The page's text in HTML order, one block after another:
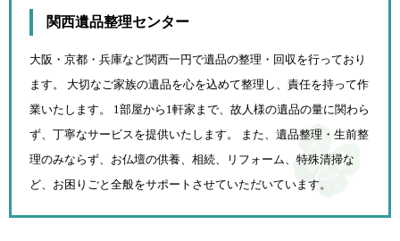
関西遺品整理センター
大阪・京都・兵庫など関西一円で遺品の整理・回収を行っており
ます。 大切なご家族の遺品を心を込めて整理し、責任を持って作
業いたします。 1部屋から1軒家まで、故人様の遺品の量に関わら
ず、 丁寧なサービスを提供いたします。 また、遺品整理・生前整
理のみならず、お仏壇の供養、相続、
リフォーム、特殊清掃な
ど、お困りごと全般をサポートさせていただいています。